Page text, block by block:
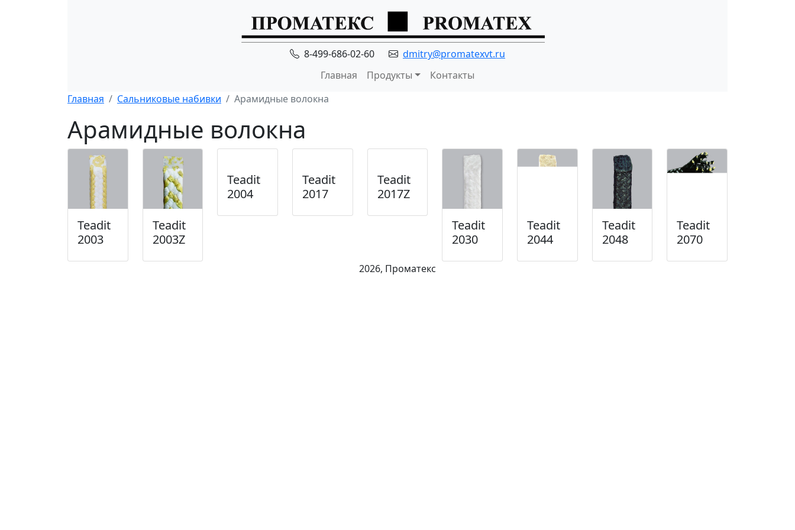
8-499-686-02-60
dmitry@promatexvt.ru
Главная
Продукты
Контакты
Главная
Сальниковые набивки Арамидные волокна
Арамидные волокна
Teadit
2003
Teadit
2003Z
Teadit
2004
Teadit
2017
Teadit
2017Z
Teadit
2030
Teadit
2044
Teadit
2048
Teadit
2070
2026, Проматекс